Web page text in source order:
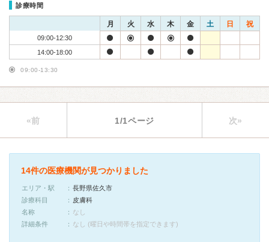
診療時間
月 火 水 木 金 土 日 祝
09:00-12:30
14:00-18:00
09:00-13:30
«前 1/1ページ 次»
14件の医療機関が見つかりました
エリア・駅
長野県佐久市
診療科目
皮膚科
名称
なし
詳細条件
なし (曜日や時間帯を指定できます)